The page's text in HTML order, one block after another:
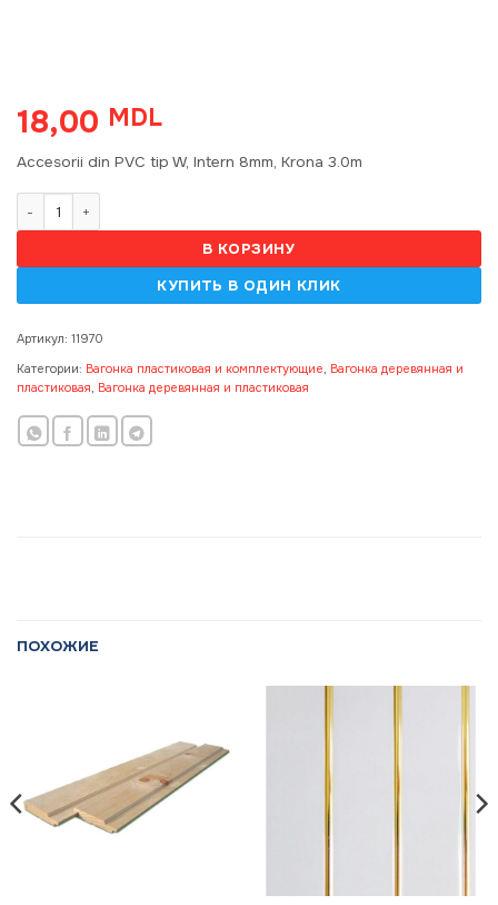
18,00 MDL
Accesorii din PVC tip W, Intern 8mm, Krona 3.0m
В КОРЗИНУ
Артикул: 11970
Категории: Вагонка пластиковая и комплектующие, Вагонка деревянная и
пластиковая, Вагонка деревянная и пластиковая
ПОХОЖИЕ